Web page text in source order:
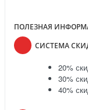
ПОЛЕЗНАЯ
СИСТЕМА
20%
30%
40%